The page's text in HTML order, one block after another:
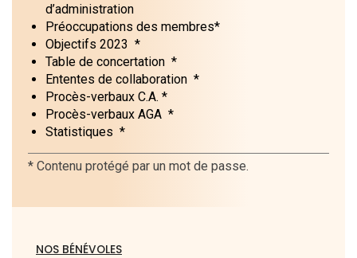
d’administration
Préoccupations des membres*
Objectifs 2023 *
Table de concertation *
Ententes de collaboration *
Procès-verbaux C.A. *
Procès-verbaux AGA *
Statistiques *
NOS BÉNÉVOLES